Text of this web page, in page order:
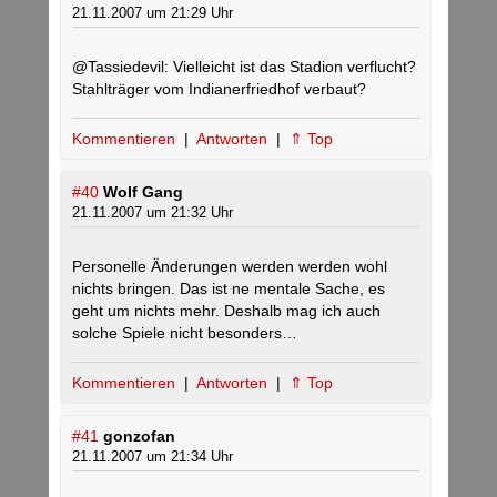
21.11.2007 um 21:29 Uhr
@Tassiedevil: Vielleicht ist das Stadion verflucht?
Stahlträger vom Indianerfriedhof verbaut?
Kommentieren | Antworten | ⇑ Top
#40 Wolf Gang
21.11.2007 um 21:32 Uhr
Personelle Änderungen werden werden wohl
nichts bringen. Das ist ne mentale Sache, es
geht um nichts mehr. Deshalb mag ich auch
solche Spiele nicht besonders…
Kommentieren | Antworten | ⇑ Top
#41 gonzofan
21.11.2007 um 21:34 Uhr